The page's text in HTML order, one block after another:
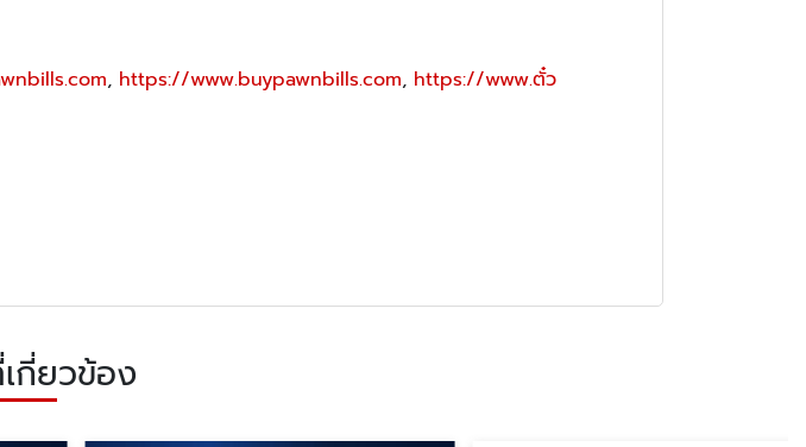
, https://www.buypawnbills.com, https://www.ตั๋ว
กี่ยวข้อง